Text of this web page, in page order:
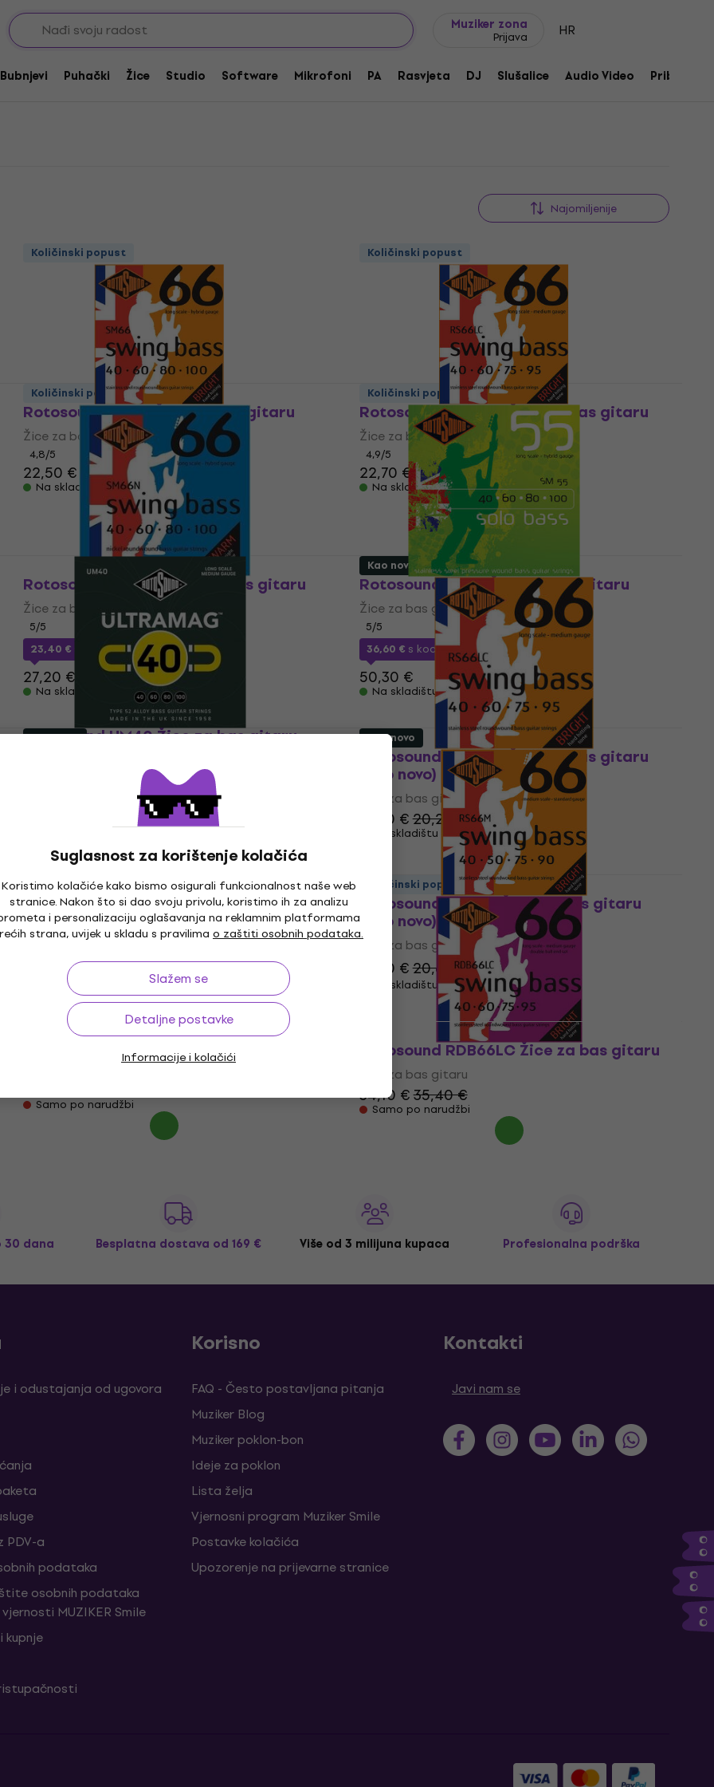
Muziker zona
Prijava HR
Bubnjevi Puhački Žice Studio Software Mikrofoni PA Rasvjeta DJ Slušalice Audio Video Pribor
Suglasnost za korištenje kolačića
Koristimo kolačiće kako bismo osigurali funkcionalnost naše web
stranice. Nakon što si dao svoju privolu, koristimo ih za analizu
i personalizaciju oglašavanja na reklamnim platformama
strana, uvijek u skladu s pravilima o zaštiti osobnih podataka.
Slažem se
Detaljne postavke
Informacije i kolačići
bas gitaru
Najomiljenije
Količinski popust
Rotosound SM66 Žice za bas gitaru
Žice za bas gitaru
4,8/5
22,50 €
Na skladištu
Količinski popust
Rotosound RS66LC Žice za bas gitaru
Žice za bas gitaru
4,9/5
22,70 €
Na skladištu
Količinski popust
Rotosound SM66N Žice za bas gitaru
Žice za bas gitaru
5/5
23,40 €
s kodomMUZMUZ-10
27,20 €
Na skladištu
Količinski popust
Rotosound SM55 Žice za bas gitaru
Žice za bas gitaru
5/5
36,60 € s kodomMUZMUZ-25
50,30 €
Na skladištu
Rotosound UM40 Žice za bas gitaru
Kao novo
Rotosound RS66LC Žice za bas gitaru
(Kao novo)
Žice za bas gitaru
19,80 €20,20 €
Na skladištu
Kao novo
Rotosound 832902 (B-Stock) #832902
Žice za bas gitaru
Na skladištu
Kao novo
Rotosound RS66M Žice za bas gitaru
(Kao novo)
Žice za bas gitaru
17,40 €20,69 €
- 16 %
Na skladištu
Rotosound NXB40 Žice za bas gitaru
Žice za bas gitaru
Samo po narudžbi
Količinski popust
Rotosound RDB66LC Žice za bas gitaru
Žice za bas gitaru
34,10 €35,40 €
Samo po narudžbi
30 dana Besplatna dostava od 169 € Više od 3 milijuna kupaca Profesionalna podrška
i odustajanja od ugovora
PDV-a
podataka
osobnih podataka
MUZIKER Smile
kupnje
Korisno
FAQ - Često postavljana pitanja
Muziker Blog
Muziker poklon-bon
Ideje za poklon
Lista želja
Vjernosni program Muziker Smile
Postavke kolačića
Upozorenje na prijevarne stranice
Kontakti
Javi nam se